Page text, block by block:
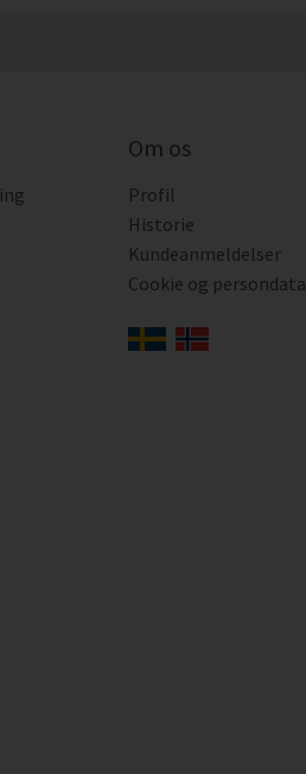
Om os
Profil
Historie
Kundeanmeldelser
Cookie og persondata